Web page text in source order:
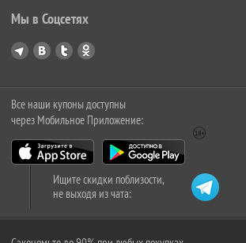
Мы в Соцсетях
Все наши купоны доступны
через Мобильное Приложение:
Ищите скидки поблизости,
не выходя из чата: